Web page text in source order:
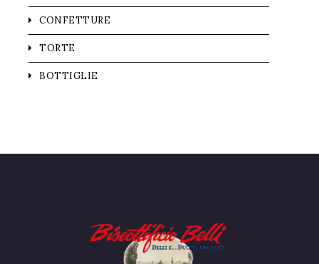
CONFETTURE
TORTE
BOTTIGLIE